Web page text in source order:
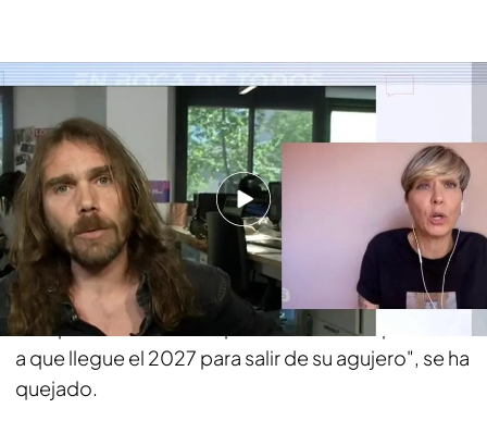
Fayna Bethencourt sabe cuáles son los planes de Carlos Navarro, 'El
Yoyas': "Está esperando a que llegue el 2027 para salir de su agujero"
Además, Fayna tiene claro quién le está
ayudando: "Él dijo en su momento que prefería ser
un prófugo que un reo.Que él esté en libertad es
una condena más para míporque él ahora está
bien alimentado, con una pantalla para verme y
verse porque le encanta, los que le rodean le
compran tabaco ... simplemente está esperando
a que llegue el 2027 para salir de su agujero", se ha
quejado.